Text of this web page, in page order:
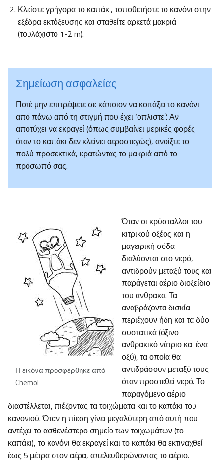
Κλείστε γρήγορα το καπάκι, τοποθετήστε το κανόνι στην
εξέδρα εκτόξευσης και σταθείτε αρκετά μακριά
(τουλάχιστο 1-2 m).
Σημείωση ασφαλείας
Ποτέ μην επιτρέψετε σε κάποιον να κοιτάξει το κανόνι
από πάνω από τη στιγμή που έχει ‘οπλιστεί’. Αν
αποτύχει να εκραγεί (όπως συμβαίνει μερικές φορές
όταν το καπάκι δεν κλείνει αεροστεγώς), ανοίξτε το
πολύ προσεκτικά, κρατώντας το μακριά από το
πρόσωπό σας.
Η εικόνα προσφέρθηκε από
Chemol
Όταν οι κρύσταλλοι του
κιτρικού οξέος και η
μαγειρική σόδα
διαλύονται στο νερό,
αντιδρούν μεταξύ τους και
παράγεται αέριο διοξείδιο
του άνθρακα. Τα
αναβράζοντα δισκία
περιέχουν ήδη και τα δύο
συστατικά (όξινο
ανθρακικό νάτριο και ένα
οξύ), τα οποία θα
αντιδράσουν μεταξύ τους
όταν προστεθεί νερό. Το
παραγόμενο αέριο
διαστέλλεται, πιέζοντας τα τοιχώματα και το καπάκι του
κανονιού. Όταν η πίεση γίνει μεγαλύτερη από αυτή που
αντέχει το ασθενέστερο σημείο των τοιχωμάτων (το
καπάκι), το κανόνι θα εκραγεί και το καπάκι θα εκτιναχθεί
έως 5 μέτρα στον αέρα, απελευθερώνοντας το αέριο.